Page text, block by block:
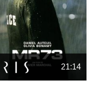
21:14